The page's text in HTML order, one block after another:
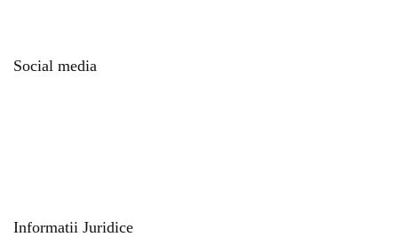
Social media
Informatii Juridice